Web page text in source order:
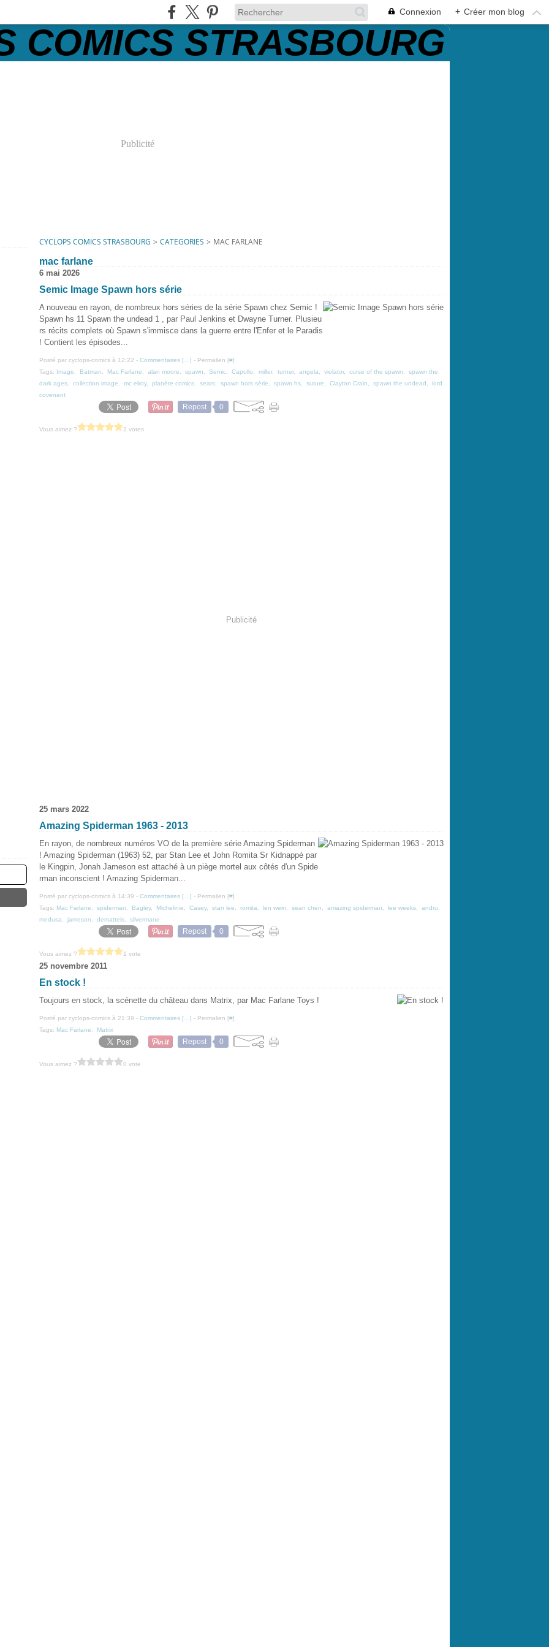
Connexion + Créer mon blog
Publicité
CYCLOPS COMICS STRASBOURG > CATEGORIES > MAC FARLANE
mac farlane
6 mai 2026
Semic Image Spawn hors série
A nouveau en rayon, de nombreux hors séries de la série Spawn chez Semic !
Spawn hs 11 Spawn the undead 1 , par Paul Jenkins et Dwayne Turner. Plusieu
rs récits complets où Spawn s'immisce dans la guerre entre l'Enfer et le Paradis
! Contient les épisodes...
Posté par cyclops-comics à 12:22 - Commentaires [ ] - Permalien [#]
Tags: Image Batman Mac Farlane alan moore spawn Semic Capullo miller, turner, angela violator, curse of the spawn
spawn the
dark ages
collection image mc elroy, planète comics sears spawn hors série spawn hs suture Clayton Crain spawn the undead
lord
covenant
Repost 0
Vous aimez ? 2 votes
Publicité
25 mars 2022
Amazing Spiderman 1963 - 2013
En rayon, de nombreux numéros VO de la première série Amazing Spiderman
! Amazing Spiderman (1963) 52, par Stan Lee et John Romita Sr Kidnappé par
le Kingpin, Jonah Jameson est attaché à un piège mortel aux côtés d'un Spide
rman inconscient ! Amazing Spiderman...
Posté par cyclops-comics à 14:39 - Commentaires [ ] - Permalien [#]
Tags: Mac Farlane spiderman Bagley, Michelinie Casey, stan lee romita len wein sean chen amazing spiderman lee weeks andru
medusa
jameson dematteis silvermane
Repost 0
Vous aimez ? 1 vote
25 novembre 2011
En stock !
Toujours en stock, la scénette du château dans Matrix, par Mac Farlane Toys !
Posté par cyclops-comics à 21:39 - Commentaires [ ] - Permalien [#]
Tags: Mac Farlane Matrix
Repost 0
Vous aimez ? 0 vote